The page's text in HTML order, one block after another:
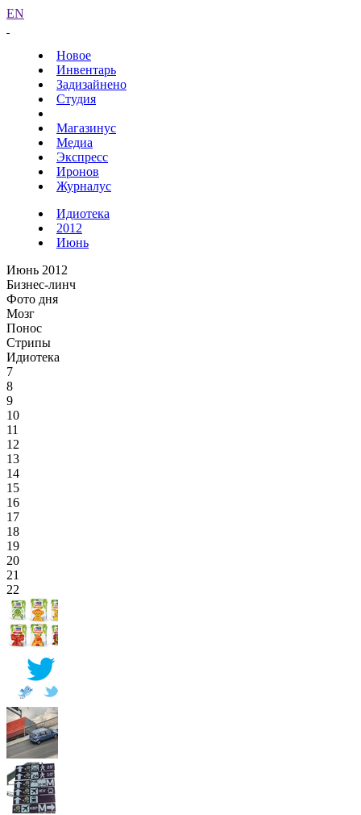
EN
Новое
Инвентарь
Задизайнено
Студия
Магазинус
Медиа
Экспресс
Иронов
Журналус
Идиотека
2012
Июнь
Июнь 2012
Бизнес-линч
Фото дня
Мозг
Понос
Стрипы
Идиотека
7
8
9
10
11
12
13
14
15
16
17
18
19
20
21
22